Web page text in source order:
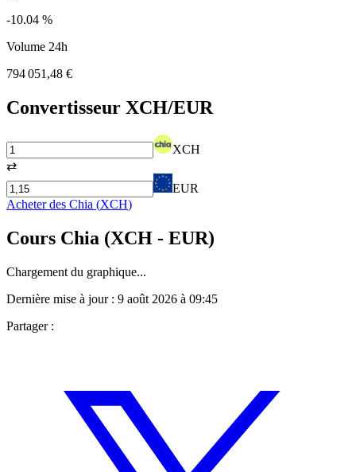
-10.04 %
Volume 24h
794 051,48 €
Convertisseur XCH/EUR
XCH
⇄
EUR
Acheter des Chia (XCH)
Cours Chia (XCH - EUR)
Chargement du graphique...
Dernière mise à jour : 9 août 2026 à 09:45
Partager :